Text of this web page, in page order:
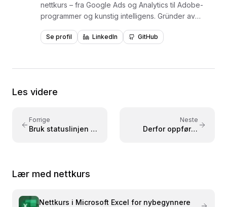
nettkurs – fra Google Ads og Analytics til Adobe-
programmer og kunstig intelligens. Gründer av
formidlere av digital læring, med over 1,5 millioner
Media og Adresseavisen. Forfatter av læreboken
2015. Kursene er bygget på praktisk læring med
og viderekomne.
Se profil LinkedIn GitHub
Les videre
Forrige
Bruk statuslinjen i
Neste
Derfor oppfører
Lær med nettkurs
Nettkurs i Microsoft Excel for nybegynnere